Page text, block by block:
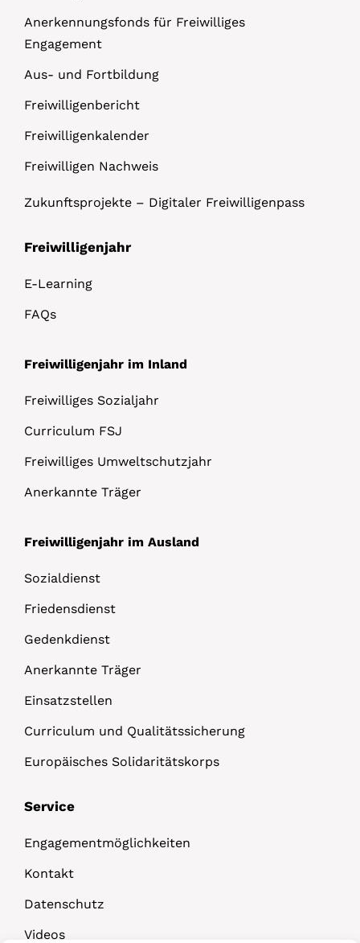
Anerkennungsfonds für Freiwilliges
Engagement
Aus- und Fortbildung
Freiwilligenbericht
Freiwilligenkalender
Freiwilligen Nachweis
Zukunftsprojekte – Digitaler Freiwilligenpass
Freiwilligenjahr
E-Learning
FAQs
Freiwilligenjahr im Inland
Freiwilliges Sozialjahr
Curriculum FSJ
Freiwilliges Umweltschutzjahr
Anerkannte Träger
Freiwilligenjahr im Ausland
Sozialdienst
Friedensdienst
Gedenkdienst
Anerkannte Träger
Einsatzstellen
Curriculum und Qualitätssicherung
Europäisches Solidaritätskorps
Service
Engagementmöglichkeiten
Kontakt
Datenschutz
Videos